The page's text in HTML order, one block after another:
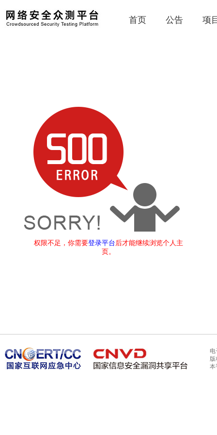
首页 公告 项
权限不足，你需要登录平台后才能继续浏览个人主
页。
本